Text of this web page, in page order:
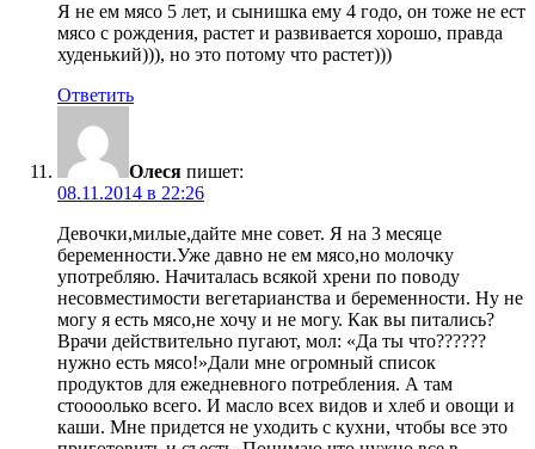
Я не ем мясо 5 лет, и сынишка ему 4 годо, он тоже не ест
мясо с рождения, растет и развивается хорошо, правда
худенький))), но это потому что растет)))
Ответить
Олеся пишет:
08.11.2014 в 22:26
Девочки,милые,дайте мне совет. Я на 3 месяце
беременности.Уже давно не ем мясо,но молочку
употребляю. Начиталась всякой хрени по поводу
несовместимости вегетарианства и беременности. Ну не
могу я есть мясо,не хочу и не могу. Как вы питались?
Врачи действительно пугают, мол: «Да ты что??????
нужно есть мясо!»Дали мне огромный список
продуктов для ежедневного потребления. А там
стоооолько всего. И масло всех видов и хлеб и овощи и
каши. Мне придется не уходить с кухни, чтобы все это